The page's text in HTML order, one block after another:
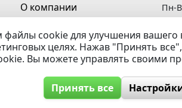
О компании
Контакты
Вопрос / Ответ
Пн-
Без
cookie для улучшения вашего
целях. Нажав "Принять
Вы можете управлять своими
Принять все